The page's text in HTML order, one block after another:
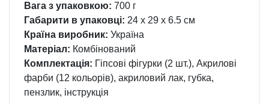
Вага з упаковкою: 700 г
Габарити в упаковці: 24 x 29 x 6.5 см
Країна виробник: Україна
Матеріал: Комбінований
Комплектація: Гіпсові фігурки (2 шт.), Акрилові
фарби (12 кольорів), акриловий лак, губка,
пензлик, інструкція